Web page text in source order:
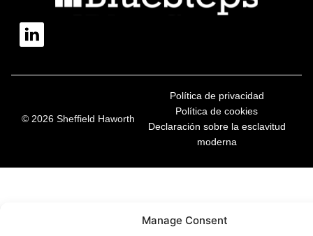
Manage Consent
© 2026 Sheffield Haworth
Política de privacidad
Política de cookies
Declaración sobre la esclavitud
moderna